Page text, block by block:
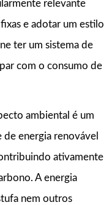
relevante
e adotar um estilo
ter um sistema de
com o consumo de
ambiental é um
energia renovável
ativamente
A energia
nem outros